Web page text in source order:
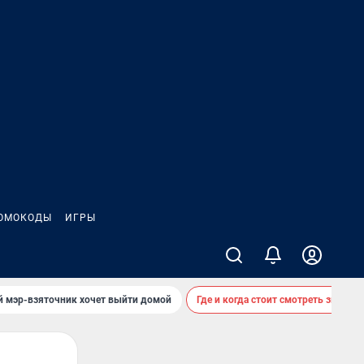
ИГРЫ
мэр-взяточник хочет выйти домой Где и когда стоит смотреть